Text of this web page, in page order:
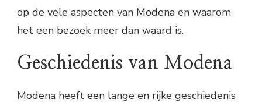
op de vele aspecten van Modena en waarom
het een bezoek meer dan waard is.
Geschiedenis van Modena
Modena heeft een lange en rijke geschiedenis